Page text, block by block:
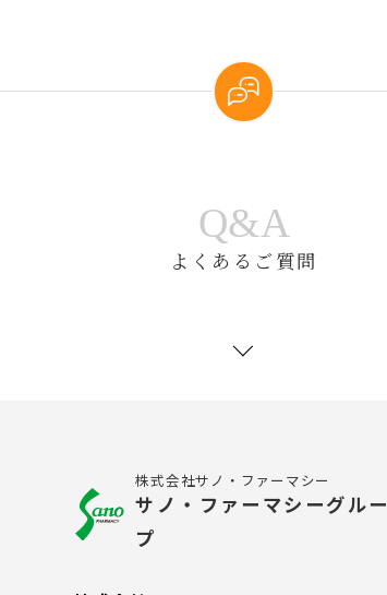
Q&A
よくあるご質問
株式会社サノ・ファーマシー
サノ・ファーマシーグルー
プ